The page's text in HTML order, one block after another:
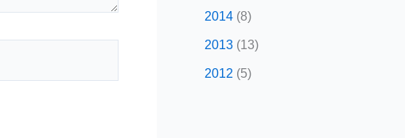
2014 (8)
2013 (13)
2012 (5)